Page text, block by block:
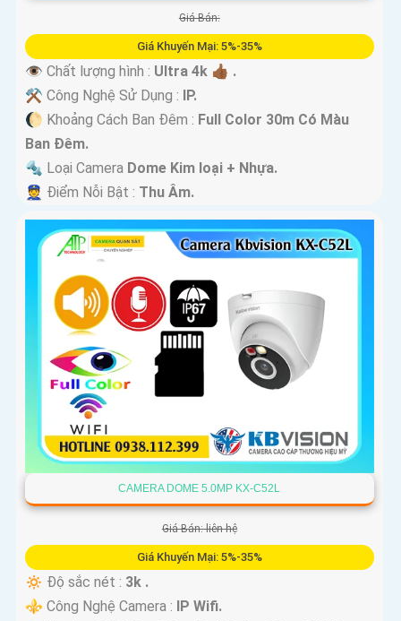
Giá Bán:
Giá Khuyến Mại: 5%-35%
👁 Chất lượng hình : Ultra 4k 👍🏾 .
⚒ Công Nghệ Sử Dụng : IP.
🌔 Khoảng Cách Ban Đêm : Full Color 30m Có Màu
Ban Ðêm.
🔩 Loại Camera Dome Kim loại + Nhựa.
️👮 Điểm Nỗi Bật : Thu Âm.
CAMERA DOME 5.0MP KX-C52L
Giá Bán: liên hệ
Giá Khuyến Mại: 5%-35%
🔅 Độ sắc nét : 3k .
⚜️ Công Nghệ Camera : IP Wifi.